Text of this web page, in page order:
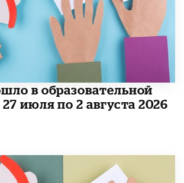
в образовательной
июля по 2 августа 2026